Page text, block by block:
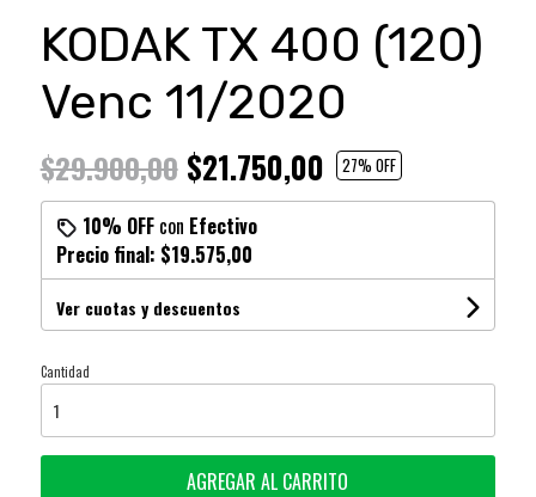
KODAK TX 400 (120)
Venc 11/2020
$29.900,00$21.750,00 27% OFF
10% OFFcon Efectivo
Precio final: $19.575,00
Ver cuotas y descuentos
Cantidad
AGREGAR AL CARRITO